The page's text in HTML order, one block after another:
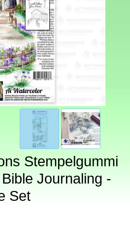
Stempelgummi
Journaling -
Set